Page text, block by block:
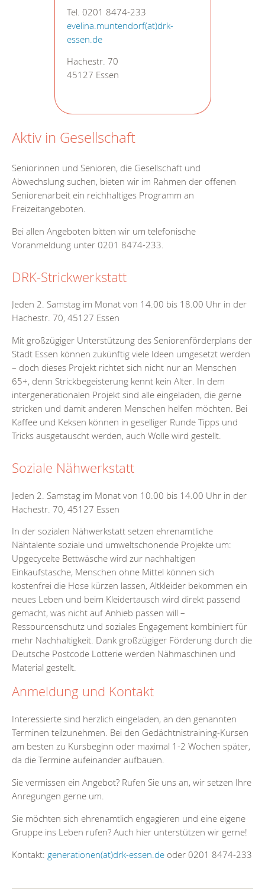
Tel. 0201 8474-233
evelina.muntendorf(at)drk-
essen.de
Hachestr. 70
45127 Essen
Aktiv in Gesellschaft
Seniorinnen und Senioren, die Gesellschaft und
Abwechslung suchen, bieten wir im Rahmen der offenen
Seniorenarbeit ein reichhaltiges Programm an
Freizeitangeboten.
Bei allen Angeboten bitten wir um telefonische
Voranmeldung unter 0201 8474-233.
DRK-Strickwerkstatt
Jeden 2. Samstag im Monat von 14.00 bis 18.00 Uhr in der
Hachestr. 70, 45127 Essen
Mit großzügiger Unterstützung des Seniorenförderplans der
Stadt Essen können zukünftig viele Ideen umgesetzt werden
– doch dieses Projekt richtet sich nicht nur an Menschen
65+, denn Strickbegeisterung kennt kein Alter. In dem
intergenerationalen Projekt sind alle eingeladen, die gerne
stricken und damit anderen Menschen helfen möchten. Bei
Kaffee und Keksen können in geselliger Runde Tipps und
Tricks ausgetauscht werden, auch Wolle wird gestellt.
Soziale Nähwerkstatt
Jeden 2. Samstag im Monat von 10.00 bis 14.00 Uhr in der
Hachestr. 70, 45127 Essen
In der sozialen Nähwerkstatt setzen ehrenamtliche
Nähtalente soziale und umweltschonende Projekte um:
Upgecycelte Bettwäsche wird zur nachhaltigen
Einkaufstasche, Menschen ohne Mittel können sich
kostenfrei die Hose kürzen lassen, Altkleider bekommen ein
neues Leben und beim Kleidertausch wird direkt passend
gemacht, was nicht auf Anhieb passen will –
Ressourcenschutz und soziales Engagement kombiniert für
mehr Nachhaltigkeit. Dank großzügiger Förderung durch die
Deutsche Postcode Lotterie werden Nähmaschinen und
Material gestellt.
Anmeldung und Kontakt
Interessierte sind herzlich eingeladen, an den genannten
Terminen teilzunehmen. Bei den Gedächtnistraining-Kursen
am besten zu Kursbeginn oder maximal 1-2 Wochen später,
da die Termine aufeinander aufbauen.
Sie vermissen ein Angebot? Rufen Sie uns an, wir setzen Ihre
Anregungen gerne um.
Sie möchten sich ehrenamtlich engagieren und eine eigene
Gruppe ins Leben rufen? Auch hier unterstützen wir gerne!
Kontakt: generationen(at)drk-essen.de oder 0201 8474-233